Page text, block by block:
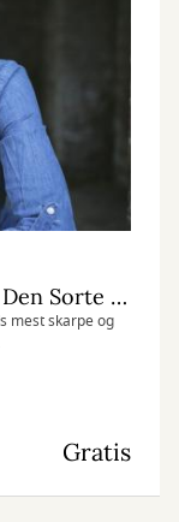
Livestreaming: Zadie Smith fra Den Sorte Diamant
mest skarpe og
Gratis